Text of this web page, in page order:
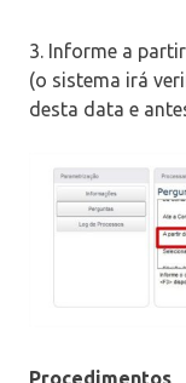
3. Informe a
(o sistema irá
desta data e
Procedimentos